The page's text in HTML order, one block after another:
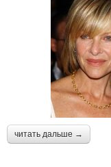
читать дальше →